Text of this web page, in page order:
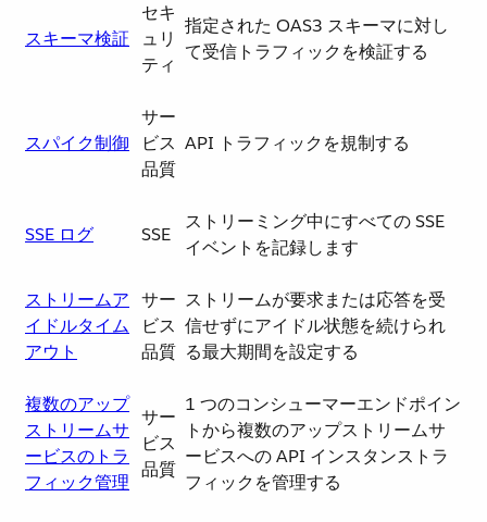
スキーマ検証
セキ
ュリ
ティ
指定された OAS3 スキーマに対し
て受信トラフィックを検証する
スパイク制御
サー
ビス
品質
API トラフィックを規制する
SSE ログ SSE
ストリーミング中にすべての SSE
イベントを記録します
ストリームア
イドルタイム
アウト
サー
ビス
品質
ストリームが要求または応答を受
信せずにアイドル状態を続けられ
る最大期間を設定する
複数のアップ
ストリームサ
ービスのトラ
フィック管理
サー
ビス
品質
1 つのコンシューマーエンドポイン
トから複数のアップストリームサ
ービスへの API インスタンストラ
フィックを管理する